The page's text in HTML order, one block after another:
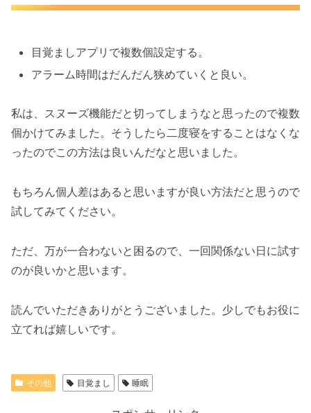
目覚ましアプリで複数個設定する。
アラーム時間はだんだん狭めていくと良い。
私は、スヌーズ機能だと切ってしまうなと思ったので複数
個かけてみました。そうしたら二度寝をすることはなくな
ったのでこの方法は良いんだなと思いました。
もちろん個人差はあると思いますが良い方法だと思うので
試してみてください。
ただ、万が一合わないと困るので、一回関係ない日に試す
のが良いかと思います。
読んでいただきありがとうございました。少しでもお役に
立てれば嬉しいです。
その他 目覚まし 睡眠